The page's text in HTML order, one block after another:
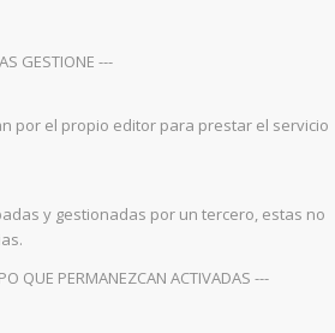
GESTIONE ---
por el propio editor para prestar el servicio
y gestionadas por un tercero, estas no
QUE PERMANEZCAN ACTIVADAS ---